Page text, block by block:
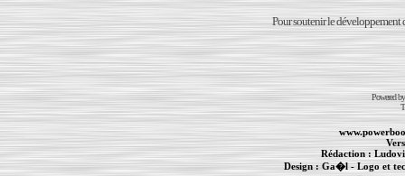
Pour soutenir le développement
Powered
Rédaction :
Design :Ga�l- Logo et